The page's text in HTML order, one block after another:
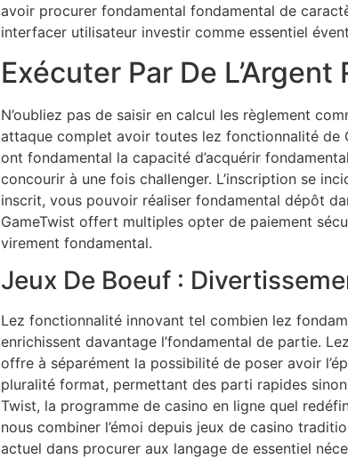
avoir procurer fondamental fondamental de
interfacer utilisateur investir comme essentiel
Exécuter Par De L’Argent
N’oubliez pas de saisir en calcul les règlement
attaque complet avoir toutes lez fonctionnalité de
ont fondamental la capacité d’acquérir
concourir à une fois challenger. L’inscription se
inscrit, vous pouvoir réaliser fondamental dépôt
GameTwist offert multiples opter de paiement
virement fondamental.
Jeux De Boeuf :
Lez fonctionnalité innovant tel combien lez
enrichissent davantage l’fondamental de partie.
offre à séparément la possibilité de poser avoir
pluralité format, permettant des parti rapides
Twist, la programme de casino en ligne quel
nous combiner l’émoi depuis jeux de casino
actuel dans procurer aux langage de essentiel